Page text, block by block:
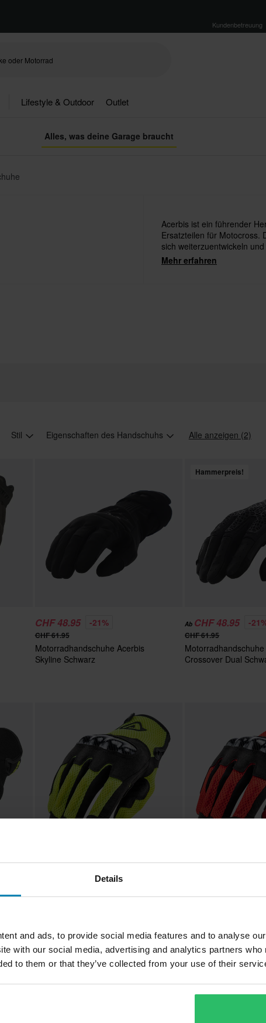
Details
and ads, to provide social media features and to analyse
with our social media, advertising and analytics partners
to them or that they’ve collected from your use of their
Kundenbetreuung
Lifestyle & Outdoor Outlet
Alles, was deine Garage braucht
Acerbis ist ein führender
Ersatzteilen für Motocross.
sich weiterzuentwickeln
der neuesten Technologie
Produkte von höchster
Mehr erfahren
Stil Eigenschaften des Handschuhs Alle anzeigen (2)
CHF 48.95 -21%
CHF 61.95
Motorradhandschuhe Acerbis
Skyline Schwarz
Hammerpreis!
Ab CHF 48.95 -
CHF 61.95
Crossover Dual
CHF 27.95 -22% CHF 27.95 -22%